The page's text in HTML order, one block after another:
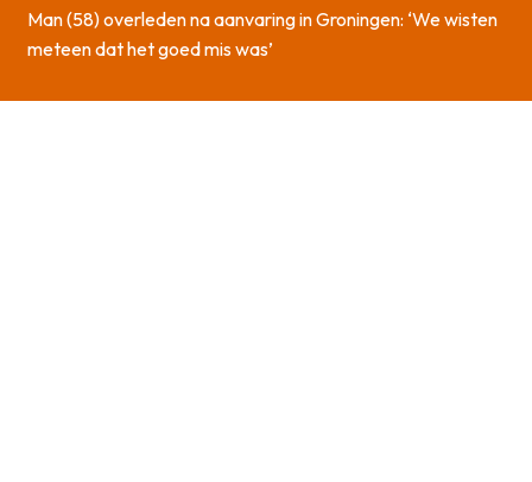
Man (58) overleden na aanvaring in Groningen: ‘We wisten
meteen dat het goed mis was’